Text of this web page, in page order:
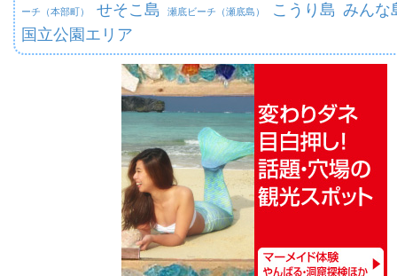
ーチ（本部町） せそこ島 瀬底ビーチ（瀬底島） こうり島 みんな
国立公園エリア